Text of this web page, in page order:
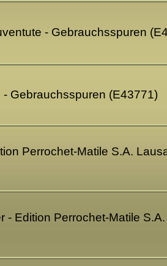
- Gebrauchsspuren
Gebrauchsspuren (E43771)
Perrochet-Matile S.A.
Edition Perrochet-Matile